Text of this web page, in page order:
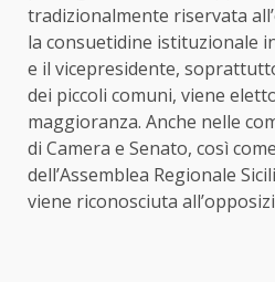
tradizionalmente riservata
la consuetidine istituzionale
e il vicepresidente,
dei piccoli comuni, viene
maggioranza. Anche nelle
di Camera e Senato, così
dell’Assemblea Regionale
viene riconosciuta